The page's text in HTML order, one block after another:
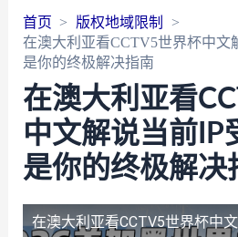
首页
版权地域限制
在澳大利亚看CCTV5世界杯中文
是你的终极解决指南
在澳大利亚看
中文解说当前IP
是你的终极解决
在澳大利亚看CCTV5世界杯中